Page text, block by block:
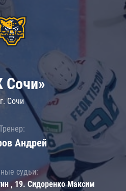
Сочи»
г. Сочи
Андрей
судьи:
, 19. Сидоренко Максим